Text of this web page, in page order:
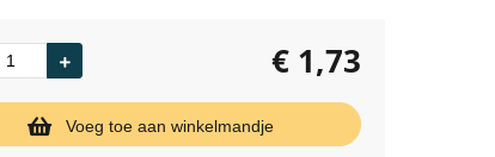
€ 1,73
Voeg toe aan winkelmandje